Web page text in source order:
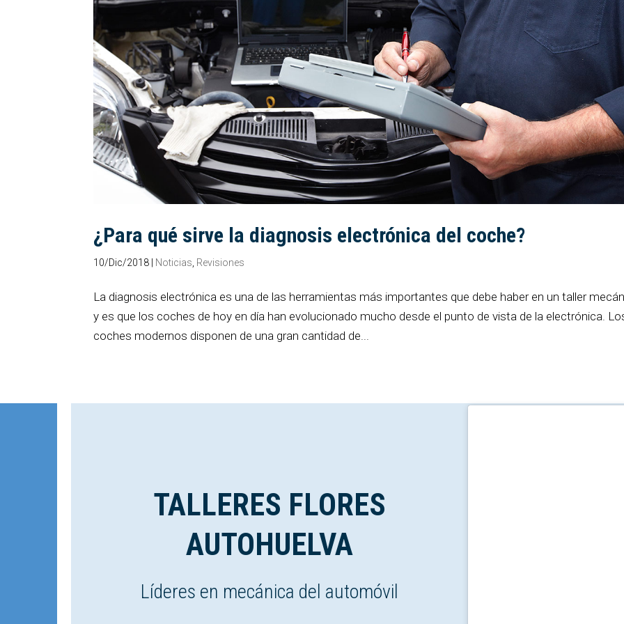
¿Para qué sirve la diagnosis electrónica del coche?
10/Dic/2018 Noticias, Revisiones
La diagnosis electrónica es una de las herramientas más importantes que debe haber en un taller
y es que los coches de hoy en día han evolucionado mucho desde el punto de vista de la electrónica.
coches modernos disponen de una gran cantidad de...
TALLERES FLORES
AUTOHUELVA
Líderes en mecánica del automóvil